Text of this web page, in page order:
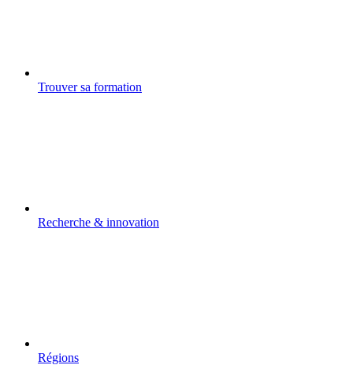
Trouver sa formation
Recherche & innovation
Régions